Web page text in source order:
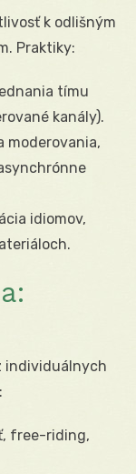
k odlišným
Praktiky:
tímu
kanály).
moderovania,
idiomov,
individuálnych
free-riding,